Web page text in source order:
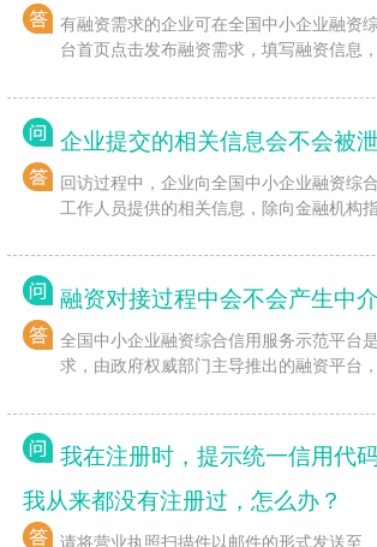
有融资需求的企业可在全国中小企业融资
台首页点击发布融资需求，填写融资信息
后，等待工作人员电话回访。
企业提交的相关信息会不会被
回访过程中，企业向全国中小企业融资综
工作人员提供的相关信息，除向金融机构
融资对接过程中会不会产生中
全国中小企业融资综合信用服务示范平台
求，由政府权威部门主导推出的融资平台
企业融资难、融资贵问题。在协助企业进
中，全国中小企业融资综合信用服务示范
质，不收取任何费用。
我在注册时，提示统一信用代
我从来都没有注册过，怎么办？
请将营业执照扫描件以邮件的形式发送至